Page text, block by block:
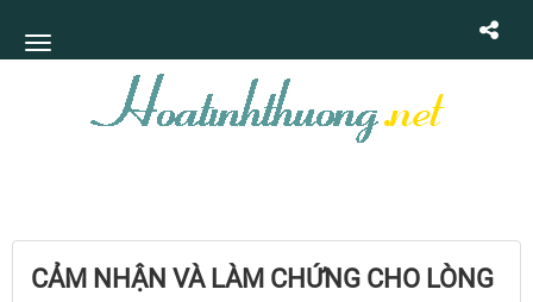
CẢM NHẬN VÀ LÀM CHỨNG CHO LÒNG